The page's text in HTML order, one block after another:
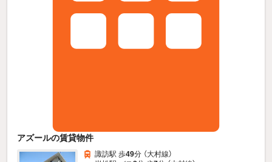
アズールの賃貸物件
諏訪駅 歩49分 （大村線）